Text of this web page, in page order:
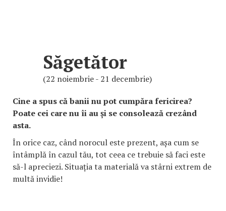
Săgetător
(22 noiembrie - 21 decembrie)
Cine a spus că banii nu pot cumpăra fericirea?
Poate cei care nu îi au și se consolează crezând
asta.
În orice caz, când norocul este prezent, așa cum se
întâmplă în cazul tău, tot ceea ce trebuie să faci este
să-l apreciezi. Situația ta materială va stârni extrem de
multă invidie!